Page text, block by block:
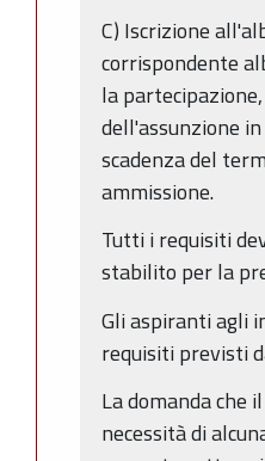
C) Iscrizione
corrispondente
la
dell'assunzione
scadenza del
ammissione.
Tutti i requisiti
stabilito per la
Gli aspiranti agli
requisiti previsti
La domanda che
necessità di